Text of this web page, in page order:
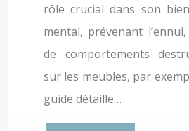
rôle crucial dans son
mental, prévenant
de comportements
sur les meubles, par
guide détaille…